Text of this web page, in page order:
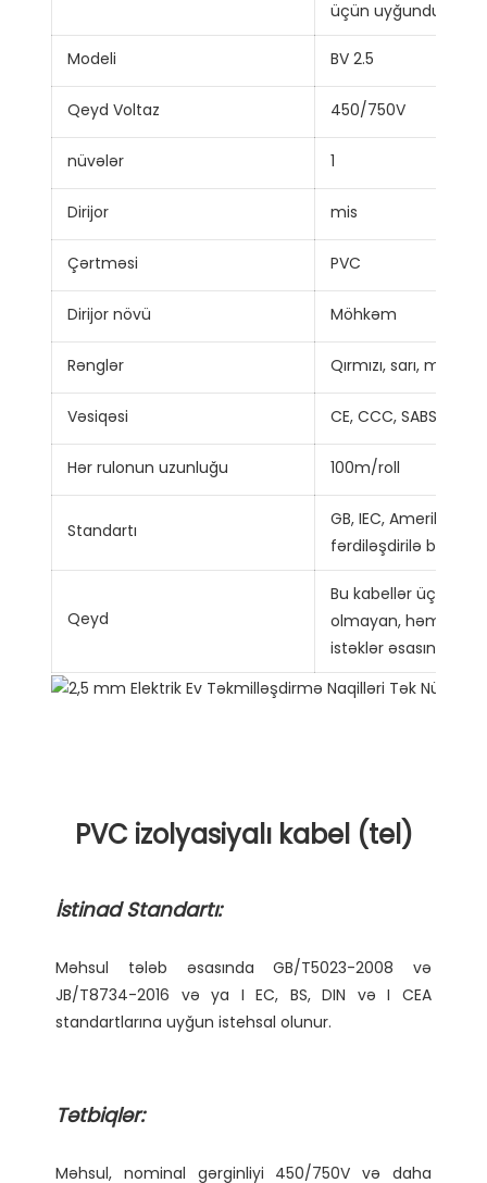
üçün uyğundur.
Modeli BV 2.5
Qeyd Voltaz 450/750V
nüvələr 1
Dirijor mis
Çərtməsi PVC
Dirijor növü Möhkəm
Rənglər Qırmızı, sarı, mavi,
Vəsiqəsi CE, CCC, SABS, TUV,
Hər rulonun uzunluğu 100m/roll
Standartı
GB, IEC, Amerika
fərdiləşdirilə bilər
Qeyd
Bu kabellər üçün
olmayan, həmçinin
istəklər əsasında
İstinad Standartı:
Məhsul tələb əsasında GB/T5023-2008 və
JB/T8734-2016 və ya I EC, BS, DIN və I CEA
Tətbiqlər:
Məhsul, nominal gərginliyi 450/750V və daha